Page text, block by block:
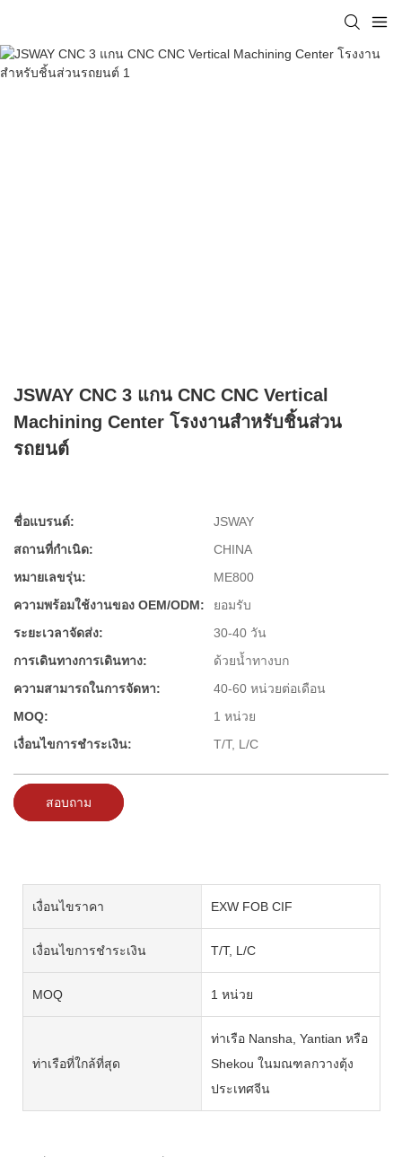
JSWAY CNC 3 แกน CNC CNC Vertical
Machining Center โรงงานสำหรับชิ้นส่วน
รถยนต์
ชื่อแบรนด์:
JSWAY
สถานที่กำเนิด:
CHINA
หมายเลขรุ่น:
ME800
ความพร้อมใช้งานของ OEM/ODM:
ยอมรับ
ระยะเวลาจัดส่ง:
30-40 วัน
การเดินทางการเดินทาง:
ด้วยน้ำทางบก
ความสามารถในการจัดหา:
40-60 หน่วยต่อเดือน
MOQ:
1 หน่วย
เงื่อนไขการชำระเงิน:
T/T, L/C
สอบถาม
เงื่อนไขราคา EXW FOB CIF
เงื่อนไขการชำระเงิน T/T, L/C
MOQ 1 หน่วย
ท่าเรือที่ใกล้ที่สุด
ท่าเรือ Nansha, Yantian หรือ
Shekou ในมณฑลกวางตุ้ง
ประเทศจีน